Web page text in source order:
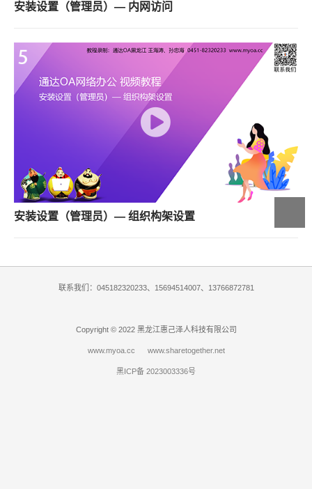
安装设置（管理员）— 内网访问
安装设置（管理员）— 组织构架设置
联系我们：045182320233、15694514007、13766872781
Copyright © 2022 黑龙江惠己泽人科技有限公司
www.myoa.cc www.sharetogether.net
黑ICP备 2023003336号